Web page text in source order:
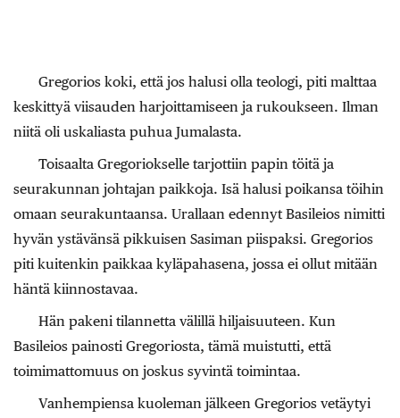
Gregorios koki, että jos halusi olla teologi, piti malttaa
keskittyä viisauden harjoittamiseen ja rukoukseen. Ilman
niitä oli uskaliasta puhua Jumalasta.
Toisaalta Gregoriokselle tarjottiin papin töitä ja
seurakunnan johtajan paikkoja. Isä halusi poikansa töihin
omaan seurakuntaansa. Urallaan edennyt Basileios nimitti
hyvän ystävänsä pikkuisen Sasiman piispaksi. Gregorios
piti kuitenkin paikkaa kyläpahasena, jossa ei ollut mitään
häntä kiinnostavaa.
Hän pakeni tilannetta välillä hiljaisuuteen. Kun
Basileios painosti Gregoriosta, tämä muistutti, että
toimimattomuus on joskus syvintä toimintaa.
Vanhempiensa kuoleman jälkeen Gregorios vetäytyi